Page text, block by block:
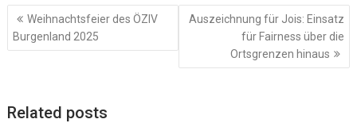
Beitragsnavigation
Weihnachtsfeier des ÖZIV
Burgenland 2025
Auszeichnung für Jois: Einsatz
für Fairness über die
Ortsgrenzen hinaus
Related posts